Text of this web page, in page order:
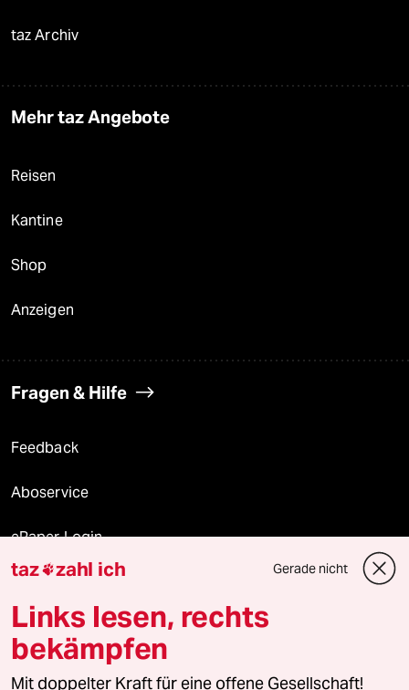
taz Archiv
Mehr taz Angebote
Reisen
Kantine
Shop
Anzeigen
Fragen & Hilfe
Feedback
Aboservice
ePaper Login
Downloads für Abonnierende
© 2026 taz Verlags und Vertriebs GmbH
Alle Rechte vorbehalten. Bei rechtlichen Fragen oder für Genehmigungen
taz zahl ich Gerade nicht
Links lesen, rechts
bekämpfen
Mit doppelter Kraft für eine offene Gesellschaft!